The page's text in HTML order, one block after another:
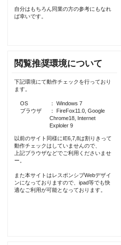
自分はもちろん同業の方の参考にもなれ
ば幸いです。
閲覧推奨環境について
下記環境にて動作チェックを行っており
ます。
OS
： Windows 7
ブラウザ
： FireFox11.0, Google
Chrome18, Internet
Exploler 9
以前のサイト同様にIE6,7,8は割りきって
動作チェックはしていませんので、
上記ブラウザなどでご利用くださいませ
ー。
また本サイトはレスポンシブWebデザイ
ンになっておりますので、ipad等でも快
適なご利用が可能となっております。